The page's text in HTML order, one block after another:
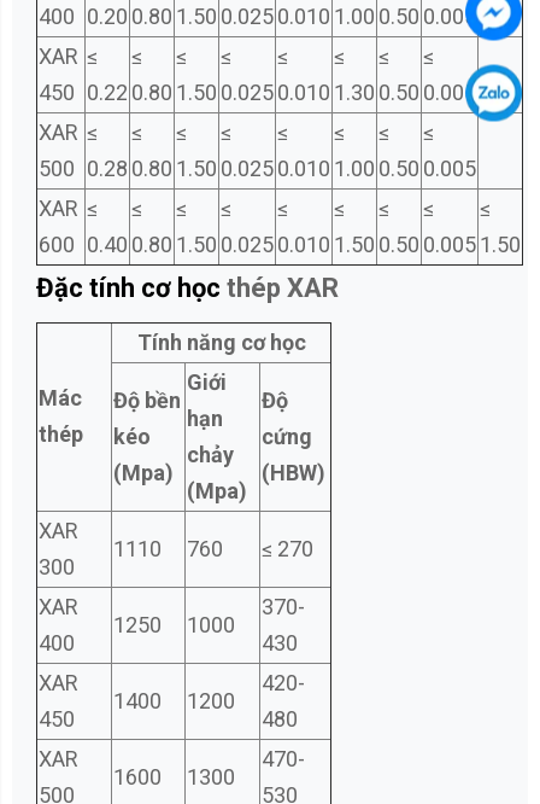
400 0.20 0.80 1.50 0.0250.010 1.00 0.50 0.005
XAR
450
≤
0.22
≤
0.80
≤
1.50
≤
0.025
≤
0.010
≤
1.30
≤
0.50
≤
0.005
XAR
500
≤
0.28
≤
0.80
≤
1.50
≤
0.025
≤
0.010
≤
1.00
≤
0.50
≤
0.005
XAR
600
≤
0.40
≤
0.80
≤
1.50
≤
0.025
≤
0.010
≤
1.50
≤
0.50
≤
0.005
≤
1.50
Đặc tính cơ học thép XAR
Mác
thép
Tính năng cơ học
Độ bền
kéo
(Mpa)
Giới
hạn
chảy
(Mpa)
Độ
cứng
(HBW)
XAR
300
1110 760 ≤ 270
XAR
400
1250 1000
370-
430
XAR
450
1400 1200
420-
480
XAR
500
1600 1300
470-
530